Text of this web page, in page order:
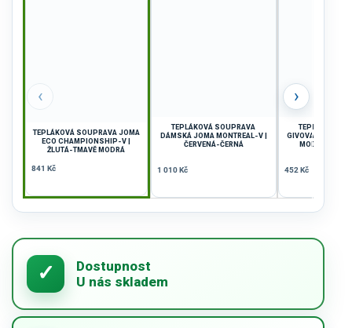
‹
TEPLÁKOVÁ SOUPRAVA JOMA
ECO CHAMPIONSHIP-V |
ŽLUTÁ-TMAVĚ MODRÁ
841 Kč
TEPLÁKOVÁ SOUPRAVA
DÁMSKÁ JOMA MONTREAL-V |
ČERVENÁ-ČERNÁ
1 010 Kč
TEPLÁKOVÁ
GIVOVA TUTA
MODRÁ-
452 Kč
›